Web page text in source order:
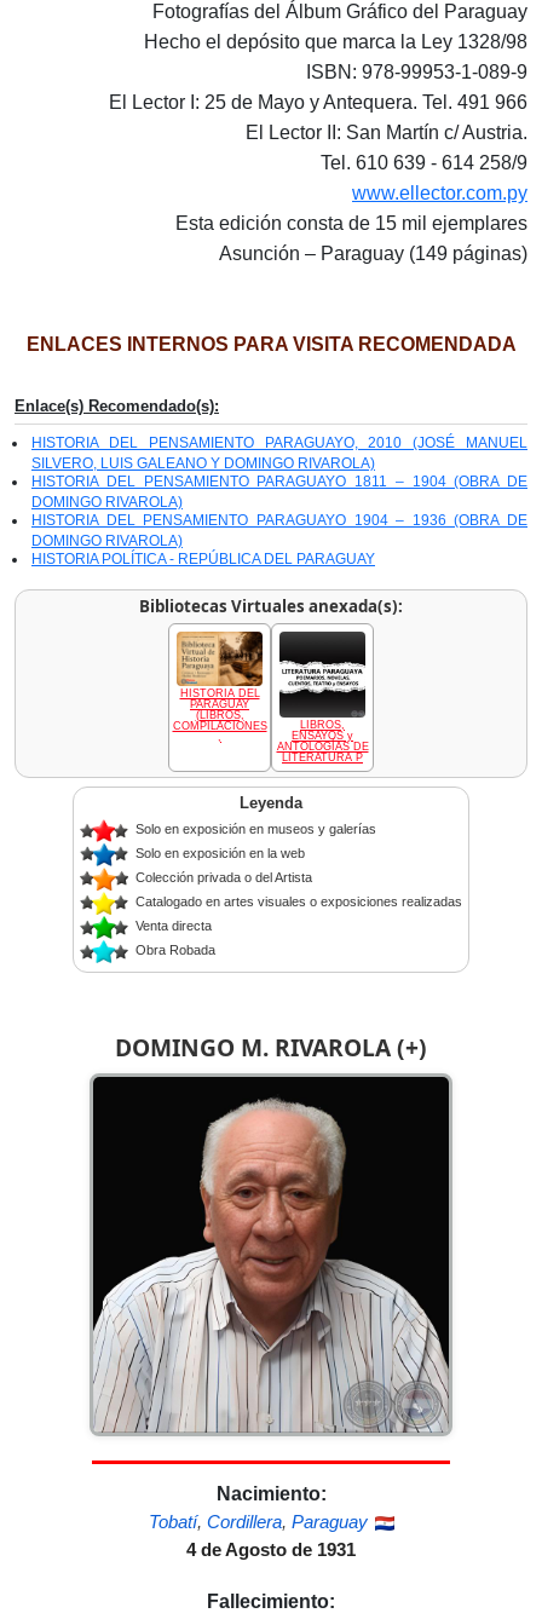
DOMINGO M. RIVAROLA (+)
Nacimiento:
Tobatí, Cordillera, Paraguay
4 de Agosto de 1931
Fallecimiento:
Fotografías del Álbum Gráfico del Paraguay
Hecho el depósito que marca la Ley 1328/98
ISBN: 978-99953-1-089-9
El Lector I: 25 de Mayo y Antequera. Tel. 491 966
El Lector II: San Martín c/ Austria.
Tel. 610 639 - 614 258/9
www.ellector.com.py
Esta edición consta de 15 mil ejemplares
Asunción – Paraguay (149 páginas)
ENLACES INTERNOS PARA VISITA RECOMENDADA
Enlace(s) Recomendado(s):
HISTORIA DEL PENSAMIENTO PARAGUAYO, 2010 (JOSÉ MANUEL
SILVERO, LUIS GALEANO Y DOMINGO RIVAROLA)
HISTORIA DEL PENSAMIENTO PARAGUAYO 1811 – 1904 (OBRA DE
DOMINGO RIVAROLA)
HISTORIA DEL PENSAMIENTO PARAGUAYO 1904 – 1936 (OBRA DE
DOMINGO RIVAROLA)
HISTORIA POLÍTICA - REPÚBLICA DEL PARAGUAY
Bibliotecas Virtuales anexada(s):
HISTORIA DEL
PARAGUAY
(LIBROS,
COMPILACIONES
LIBROS,
ENSAYOS y
ANTOLOGÍAS DE
LITERATURA P
Leyenda
Solo en exposición en museos y galerías
Solo en exposición en la web
Colección privada o del Artista
Catalogado en artes visuales o exposiciones realizadas
Venta directa
Obra Robada